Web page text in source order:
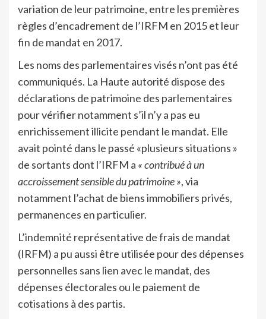
variation de leur patrimoine, entre les premières
règles d’encadrement de l’IRFM en 2015 et leur
fin de mandat en 2017.
Les noms des parlementaires visés n’ont pas été
communiqués. La Haute autorité dispose des
déclarations de patrimoine des parlementaires
pour vérifier notamment s’il n’y a pas eu
enrichissement illicite pendant le mandat. Elle
avait pointé dans le passé «plusieurs situations »
de sortants dont l’IRFM a « contribué à un
accroissement sensible du patrimoine », via
notamment l’achat de biens immobiliers privés,
permanences en particulier.
L’indemnité représentative de frais de mandat
(IRFM) a pu aussi être utilisée pour des dépenses
personnelles sans lien avec le mandat, des
dépenses électorales ou le paiement de
cotisations à des partis.